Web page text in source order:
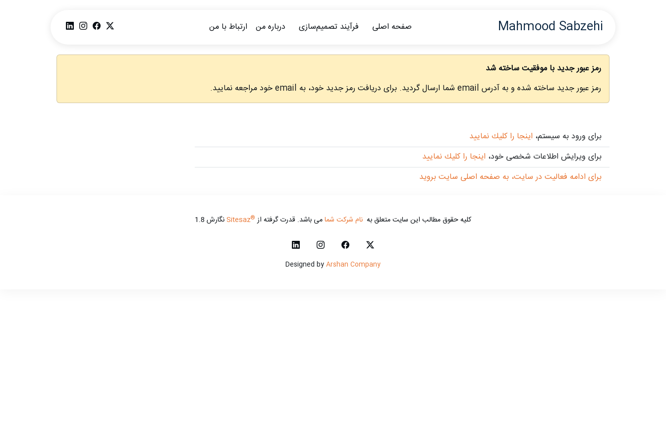
Mahmood Sabzehi صفحه اصلی فرآیند تصمیم‌سازی درباره من ارتباط با من
رمز عبور جدید با موفقیت ساخته شد
رمز عبور جدید ساخته شده و به آدرس email شما ارسال گردید. برای دریافت رمز جدید خود، به email خود مراجعه نمایید.
برای ورود به سيستم، اينجا را كليك نماييد
برای ويرايش اطلاعات شخصی خود، اينجا را كليك نماييد
برای ادامه فعاليت در سايت، به صفحه اصلی سايت برويد
کلیه حقوق مطالب این سایت متعلق به نام شرکت شمامی باشد. قدرت گرفته از ®
Sitesazنگارش 1.8
Designed byArshan Company